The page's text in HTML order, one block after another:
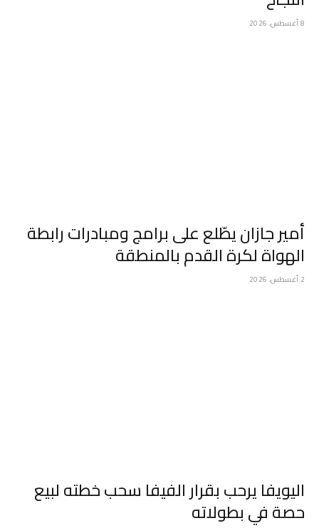
8 أغسطس، 2026
أمير جازان يطّلع على برامج ومبادرات رابطة
الهواة لكرة القدم بالمنطقة
2 أغسطس، 2026
اليويفا يرحب بقرار الفيفا سحب خطته لبيع
حصة في بطولاته